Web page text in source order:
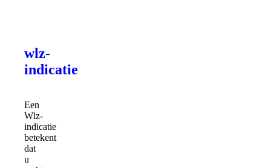
wlz-
indicatie
Een
Wlz-
indicatie
betekent
dat
u